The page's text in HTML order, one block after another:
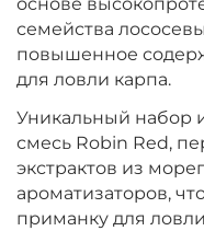
Диаметр:
Вкус:
Диаметр:
Вкус:
семейства
повышенное
для ловли карпа.
Уникальный набор
смесь Robin Red,
экстрактов из
ароматизаторов,
приманку для